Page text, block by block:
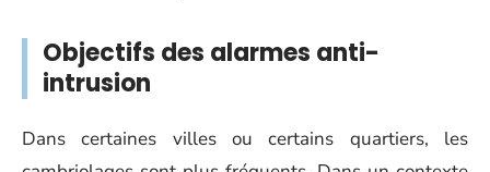
Objectifs des alarmes anti-
intrusion
Dans certaines villes ou certains quartiers, les